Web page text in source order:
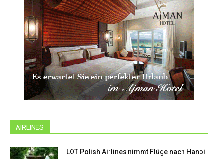
AIRLINES
LOT Polish Airlines nimmt Flüge nach Hanoi